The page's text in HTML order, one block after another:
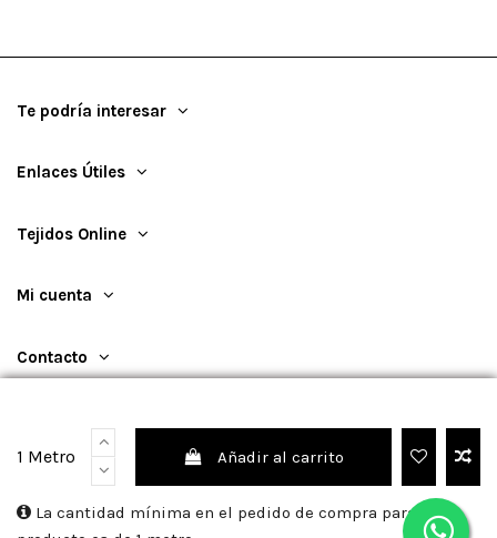
1 Metro Añadir al carrito
La cantidad mínima en el pedido de compra para el
Te podría interesar
Enlaces Útiles
Tejidos Online
Mi cuenta
Contacto
©2026TejidosOnline